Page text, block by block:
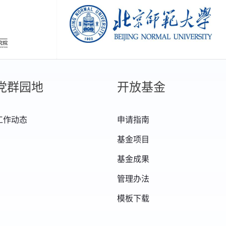
研究院 北京师范大学
群园地
作动态
开放基金
申请指南
基金项目
基金成果
管理办法
模板下载